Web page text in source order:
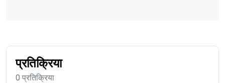
प्रतिक्रिया
0 प्रतिक्रिया